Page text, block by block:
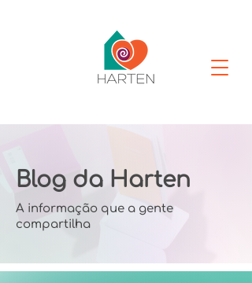
Blog da Harten
A informação que a gente
compartilha